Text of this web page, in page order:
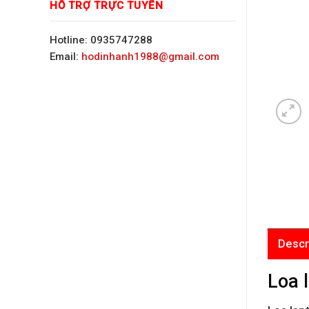
HỖ TRỢ TRỰC TUYẾN
Hotline: 0935747288
Email: hodinhanh1988@gmail.com
Loa